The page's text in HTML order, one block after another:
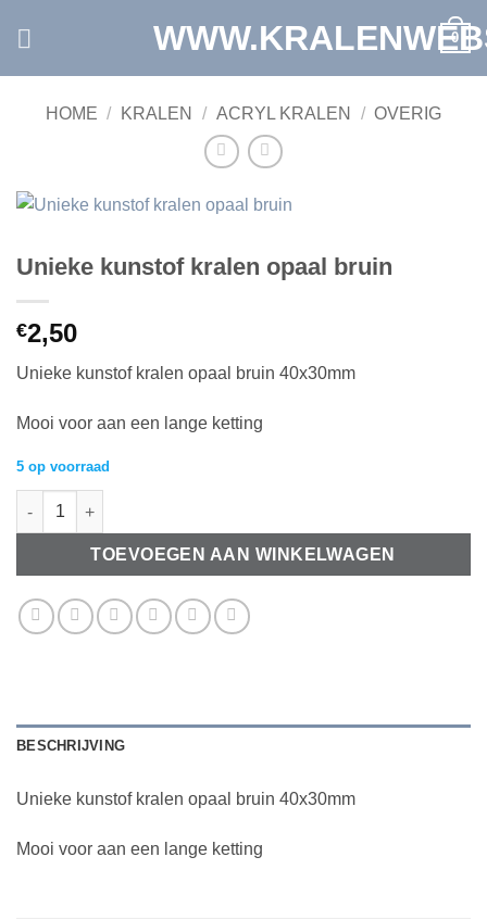
0
HOME / KRALEN / ACRYL KRALEN / OVERIG
Unieke kunstof kralen opaal bruin
€2,50
Unieke kunstof kralen opaal bruin 40x30mm
Mooi voor aan een lange ketting
5 op voorraad
Unieke kunstof kralen opaal bruin aantal
TOEVOEGEN AAN WINKELWAGEN
BESCHRIJVING
Unieke kunstof kralen opaal bruin 40x30mm
Mooi voor aan een lange ketting